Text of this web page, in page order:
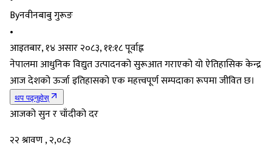
Byनवीनबाबु गुरूङ
•
आइतबार, १४ असार २०८३, ११:१८ पूर्वाह्न
नेपालमा आधुनिक विद्युत उत्पादनको सुरूआत गराएको यो ऐतिहासिक केन्द्र
आज देशको ऊर्जा इतिहासको एक महत्त्वपूर्ण सम्पदाका रूपमा जीवित छ।
थप पढ्नुहोस्
आजको सुन र चाँदीको दर
२२ श्रावण , २,०८३